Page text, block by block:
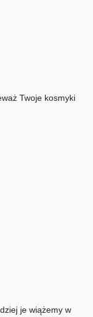
Twoje kosmyki
je wiążemy w